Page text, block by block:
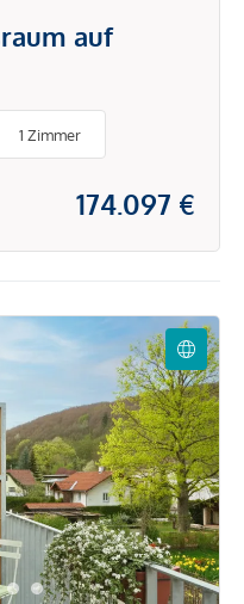
auf
1 Zimmer
174.097 €